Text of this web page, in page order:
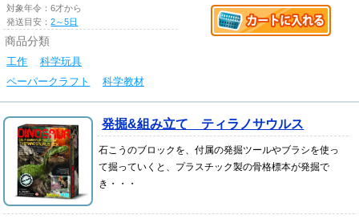
対象年令：6才から
発送目安：2～5日
商品分類
工作
科学玩具
ペーパークラフト
科学教材
発掘&組み立て ティラノサウルス
石こうのブロックを、付属の発掘ツールやブラシを使っ
て掘っていくと、プラスチック製の骨格標本が発掘で
き・・・